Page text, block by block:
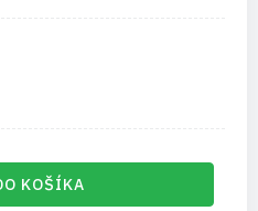
KOŠÍKA